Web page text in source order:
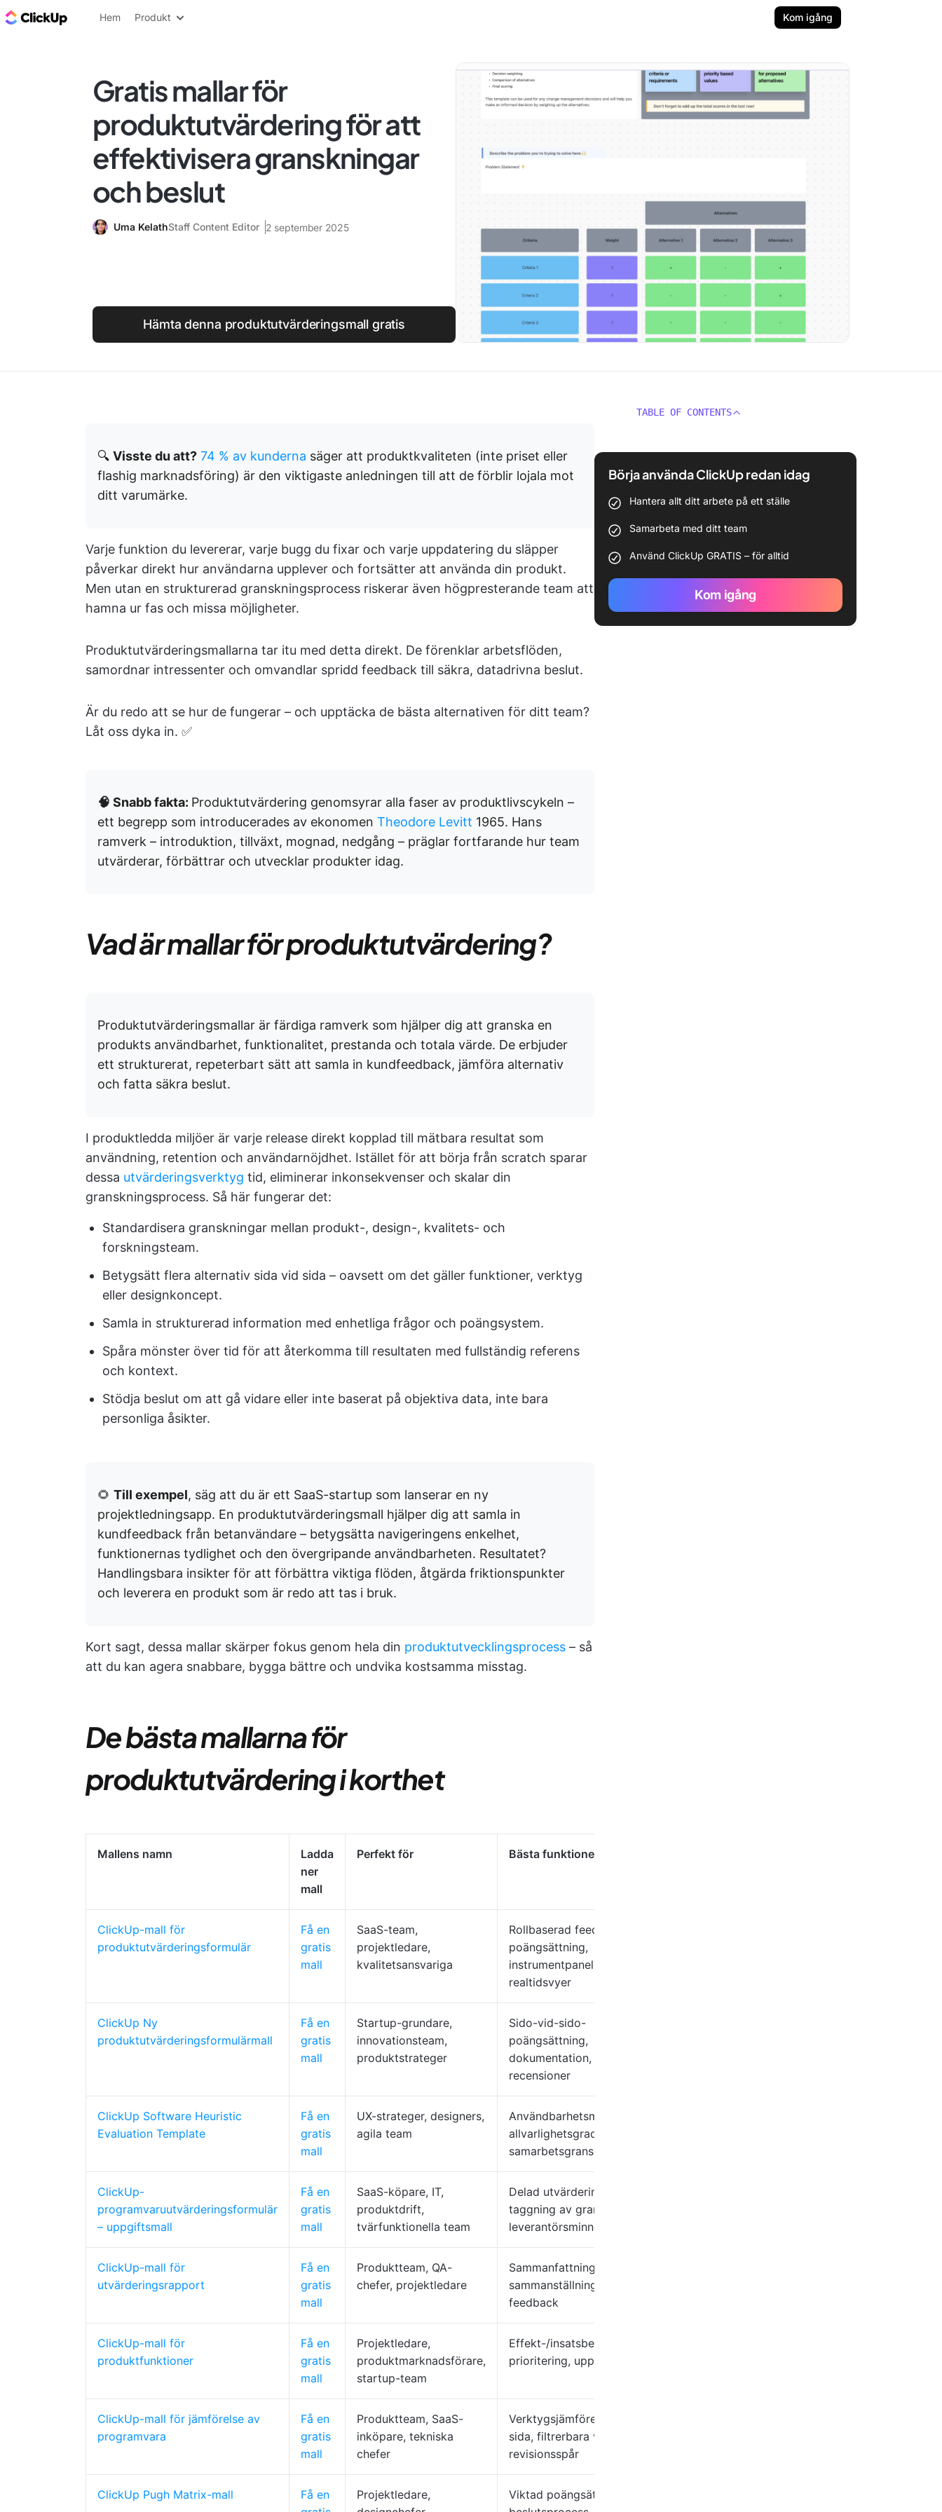
ClickUp-bloggen
Hem Produkt Kom igång
Gratis mallar för
produktutvärdering för att
effektivisera granskningar
och beslut
Uma KelathStaff Content Editor 2 september 2025
Hämta denna produktutvärderingsmall gratis
🔍 Visste du att? 74 % av kunderna säger att produktkvaliteten (inte priset eller
flashig marknadsföring) är den viktigaste anledningen till att de förblir lojala mot
ditt varumärke.
Varje funktion du levererar, varje bugg du fixar och varje uppdatering du släpper
påverkar direkt hur användarna upplever och fortsätter att använda din produkt.
Men utan en strukturerad granskningsprocess riskerar även högpresterande team att
hamna ur fas och missa möjligheter.
Produktutvärderingsmallarna tar itu med detta direkt. De förenklar arbetsflöden,
samordnar intressenter och omvandlar spridd feedback till säkra, datadrivna beslut.
Är du redo att se hur de fungerar – och upptäcka de bästa alternativen för ditt team?
Låt oss dyka in. ✅
🧠 Snabb fakta: Produktutvärdering genomsyrar alla faser av produktlivscykeln –
ett begrepp som introducerades av ekonomen Theodore Levitt 1965. Hans
ramverk – introduktion, tillväxt, mognad, nedgång – präglar fortfarande hur team
utvärderar, förbättrar och utvecklar produkter idag.
Vad är mallar för produktutvärdering?
Produktutvärderingsmallar är färdiga ramverk som hjälper dig att granska en
produkts användbarhet, funktionalitet, prestanda och totala värde. De erbjuder
ett strukturerat, repeterbart sätt att samla in kundfeedback, jämföra alternativ
och fatta säkra beslut.
I produktledda miljöer är varje release direkt kopplad till mätbara resultat som
användning, retention och användarnöjdhet. Istället för att börja från scratch sparar
dessa utvärderingsverktyg tid, eliminerar inkonsekvenser och skalar din
granskningsprocess. Så här fungerar det:
Standardisera granskningar mellan produkt-, design-, kvalitets- och
forskningsteam.
Betygsätt flera alternativ sida vid sida – oavsett om det gäller funktioner, verktyg
eller designkoncept.
Samla in strukturerad information med enhetliga frågor och poängsystem.
Spåra mönster över tid för att återkomma till resultaten med fullständig referens
och kontext.
Stödja beslut om att gå vidare eller inte baserat på objektiva data, inte bara
personliga åsikter.
🌻 Till exempel, säg att du är ett SaaS-startup som lanserar en ny
projektledningsapp. En produktutvärderingsmall hjälper dig att samla in
kundfeedback från betanvändare – betygsätta navigeringens enkelhet,
funktionernas tydlighet och den övergripande användbarheten. Resultatet?
Handlingsbara insikter för att förbättra viktiga flöden, åtgärda friktionspunkter
och leverera en produkt som är redo att tas i bruk.
Kort sagt, dessa mallar skärper fokus genom hela din produktutvecklingsprocess – så
att du kan agera snabbare, bygga bättre och undvika kostsamma misstag.
De bästa mallarna för
produktutvärdering i korthet
Mallens namn
Ladda
ner
mall
Perfekt för Bästa funktioner
ClickUp-mall för
produktutvärderingsformulär
Få en
gratis
mall
SaaS-team,
projektledare,
kvalitetsansvariga
Rollbaserad feedback,
poängsättning,
instrumentpaneler,
realtidsvyer
ClickUp Ny
produktutvärderingsformulärmall
Få en
gratis
mall
Startup-grundare,
innovationsteam,
produktstrateger
Sido-vid-sido-
poängsättning,
dokumentation, omedelbara
recensioner
ClickUp Software Heuristic
Evaluation Template
Få en
gratis
mall
UX-strateger, designers,
agila team
Användbarhetsmeddelanden,
allvarlighetsgradsrankning,
samarbetsgranskningar
ClickUp-
programvaruutvärderingsformulär
– uppgiftsmall
Få en
gratis
mall
SaaS-köpare, IT,
produktdrift,
tvärfunktionella team
Delad utvärderingshub,
taggning av granskare,
leverantörsminne
ClickUp-mall för
utvärderingsrapport
Få en
gratis
mall
Produktteam, QA-
chefer, projektledare
Sammanfattningar, diagram,
sammanställning av
feedback
ClickUp-mall för
produktfunktioner
Få en
gratis
mall
Projektledare,
produktmarknadsförare,
startup-team
Effekt-/insatsbedömning,
prioritering, uppgiftslänkning
ClickUp-mall för jämförelse av
programvara
Få en
gratis
mall
Produktteam, SaaS-
inköpare, tekniska
chefer
Verktygsjämförelse sida vid
sida, filtrerbara vyer,
revisionsspår
ClickUp Pugh Matrix-mall
Få en
Projektledare,
Viktad poängsättning,
TABLE OF CONTENTS
Börja använda ClickUp redan idag
Hantera allt ditt arbete på ett ställe
Samarbeta med ditt team
Använd ClickUp GRATIS – för alltid
Kom igång